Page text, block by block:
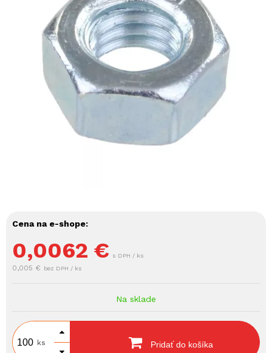
Cena na e-shope:
0,0062 € s DPH / ks
0,005 € bez DPH / ks
Na sklade
ks Pridať do košíka